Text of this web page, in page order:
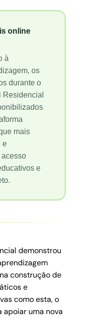
online
à
os
durante o
mais
e
e
demonstrou
construção de
e
como esta, o
apoiar uma nova